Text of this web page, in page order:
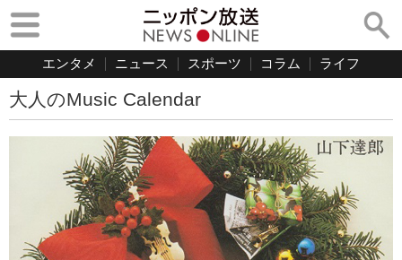
エンタメ ニュース スポーツ コラム ライフ
大人のMusic Calendar